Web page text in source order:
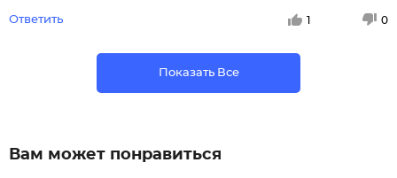
Ответить 1 0
Показать Все
Вам может понравиться